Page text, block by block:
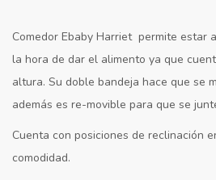
Comedor Ebaby Harriet permite estar
la hora de dar el alimento ya que
altura. Su doble bandeja hace que se
además es re-movible para que se
Cuenta con posiciones de reclinación
comodidad.